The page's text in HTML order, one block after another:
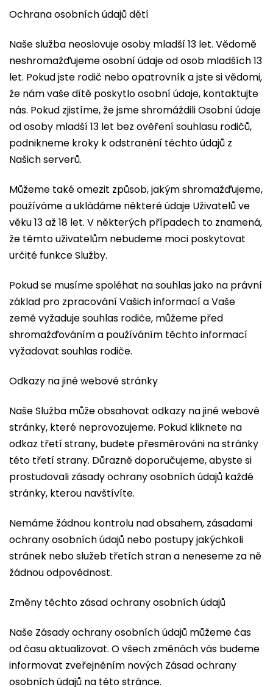
Ochrana osobních údajů dětí
Naše služba neoslovuje osoby mladší 13 let. Vědomě
neshromažďujeme osobní údaje od osob mladších 13
let. Pokud jste rodič nebo opatrovník a jste si vědomi,
že nám vaše dítě poskytlo osobní údaje, kontaktujte
nás. Pokud zjistíme, že jsme shromáždili Osobní údaje
od osoby mladší 13 let bez ověření souhlasu rodičů,
podnikneme kroky k odstranění těchto údajů z
Našich serverů.
Můžeme také omezit způsob, jakým shromažďujeme,
používáme a ukládáme některé údaje Uživatelů ve
věku 13 až 18 let. V některých případech to znamená,
že těmto uživatelům nebudeme moci poskytovat
určité funkce Služby.
Pokud se musíme spoléhat na souhlas jako na právní
základ pro zpracování Vašich informací a Vaše
země vyžaduje souhlas rodiče, můžeme před
shromažďováním a používáním těchto informací
vyžadovat souhlas rodiče.
Odkazy na jiné webové stránky
Naše Služba může obsahovat odkazy na jiné webové
stránky, které neprovozujeme. Pokud kliknete na
odkaz třetí strany, budete přesměrováni na stránky
této třetí strany. Důrazně doporučujeme, abyste si
prostudovali zásady ochrany osobních údajů každé
stránky, kterou navštívíte.
Nemáme žádnou kontrolu nad obsahem, zásadami
ochrany osobních údajů nebo postupy jakýchkoli
stránek nebo služeb třetích stran a neneseme za ně
žádnou odpovědnost.
Změny těchto zásad ochrany osobních údajů
Naše Zásady ochrany osobních údajů můžeme čas
od času aktualizovat. O všech změnách vás budeme
informovat zveřejněním nových Zásad ochrany
osobních údajů na této stránce.